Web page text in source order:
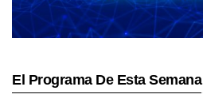
El Programa De Esta Semana